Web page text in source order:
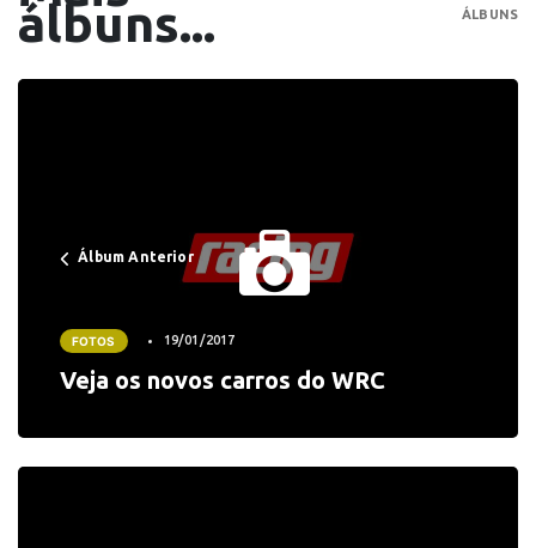
álbuns...
ÁLBUNS
Álbum Anterior
FOTOS 19/01/2017
Veja os novos carros do WRC